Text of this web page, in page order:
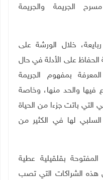
الجريمة والجريمة
خلال الورشة على
على الأدلة في حال
بمفهوم الجريمة
فيها والحد منها، وخاصة
التي باتت جزءا من الحياة
السلبي لها في الكثير من
بقلقيلية عطية
هذه الشراكات التي تصب